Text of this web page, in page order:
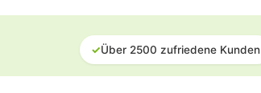
✓Über 2500 zufriedene Kunden